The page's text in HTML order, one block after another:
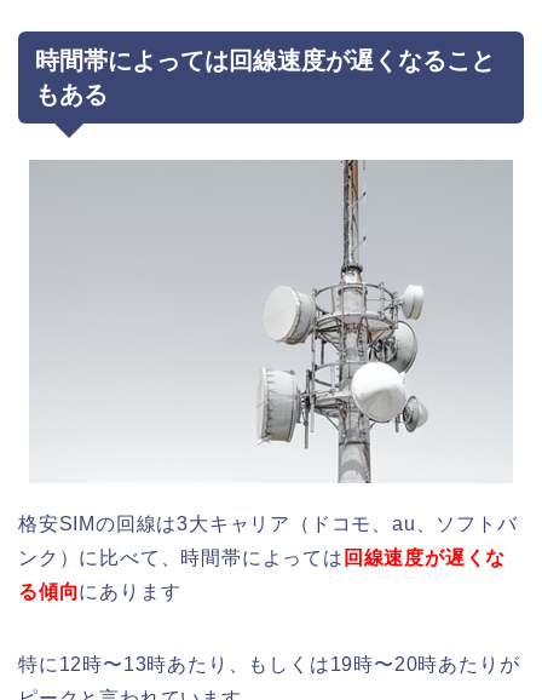
時間帯によっては回線速度が遅くなること
もある
格安SIMの回線は3大キャリア（ドコモ、au、ソフトバ
ンク）に比べて、時間帯によっては 回線速度が遅くな
る傾向にあります
特に12時〜13時あたり、もしくは19時〜20時あたりが